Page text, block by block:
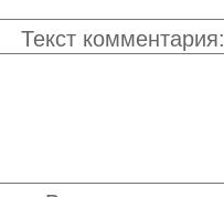
Текст комментария: